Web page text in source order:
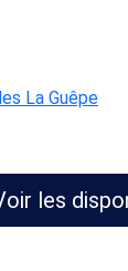
La Guêpe
les